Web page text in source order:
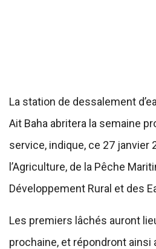
La station de dessalement
Ait Baha abritera la semaine
service, indique, ce 27 janvier
l’Agriculture, de la Pêche
Développement Rural et des
Les premiers lâchés auront
prochaine, et répondront ainsi